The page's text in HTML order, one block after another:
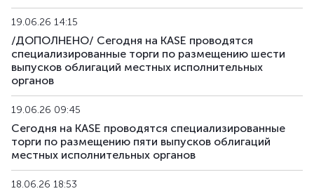
19.06.26 14:15
/ДОПОЛНЕНО/ Сегодня на KASE проводятся
специализированные торги по размещению шести
выпусков облигаций местных исполнительных
органов
19.06.26 09:45
Сегодня на KASE проводятся специализированные
торги по размещению пяти выпусков облигаций
местных исполнительных органов
18.06.26 18:53